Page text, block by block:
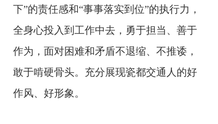
下”的责任感和“事事落实到位”的执行力，
全身心投入到工作中去，勇于担当、善于
作为，面对困难和矛盾不退缩、不推诿，
敢于啃硬骨头。充分展现瓷都交通人的好
作风、好形象。